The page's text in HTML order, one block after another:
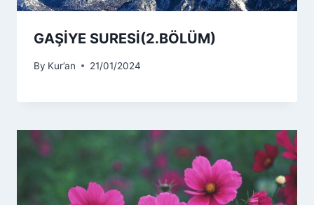
GAŞİYE SURESİ(2.BÖLÜM)
By Kur’an 21/01/2024